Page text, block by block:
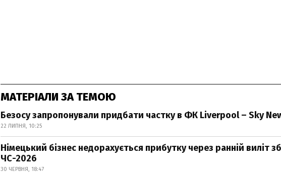
МАТЕРІАЛИ ЗА ТЕМОЮ
Безосу запропонували придбати частку в ФК Liverpool – Sky
22 ЛИПНЯ, 10:25
Німецький бізнес недорахується прибутку через ранній виліт
ЧС-2026
30 ЧЕРВНЯ, 18:47